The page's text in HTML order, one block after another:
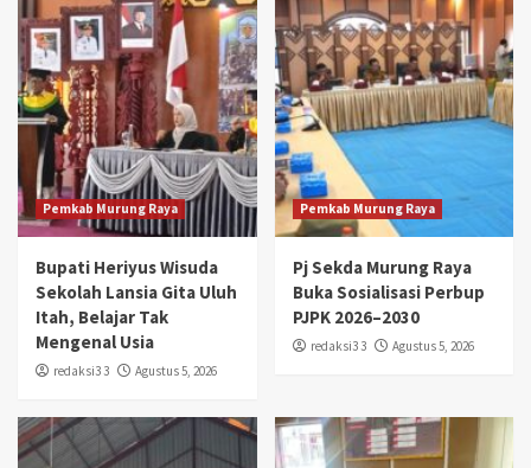
Pemkab Murung Raya
Bupati Heriyus Wisuda
Sekolah Lansia Gita Uluh
Itah, Belajar Tak
Mengenal Usia
redaksi3 3 Agustus 5, 2026
Pemkab Murung Raya
Pj Sekda Murung Raya
Buka Sosialisasi Perbup
PJPK 2026–2030
redaksi3 3 Agustus 5, 2026